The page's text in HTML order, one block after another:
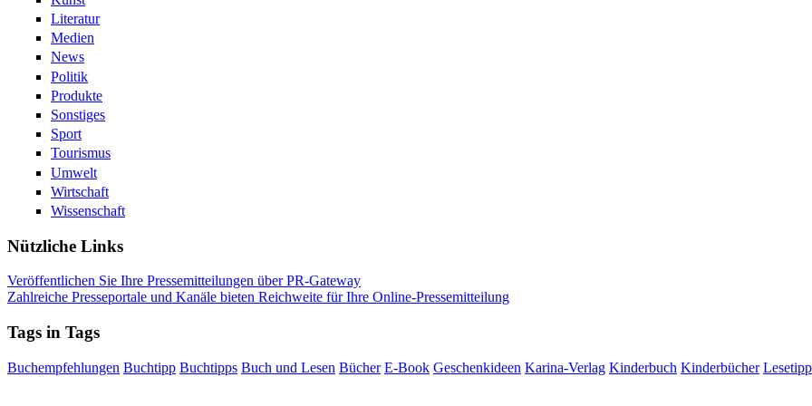
Literatur
Medien
News
Politik
Produkte
Sonstiges
Sport
Tourismus
Umwelt
Wirtschaft
Wissenschaft
Nützliche Links
Veröffentlichen Sie Ihre Pressemitteilungen über PR-Gateway
Zahlreiche Presseportale und Kanäle bieten Reichweite für Ihre Online-Pressemitteilung
Tags in Tags
Buchempfehlungen Buchtipp Buchtipps Buch und Lesen Bücher E-Book Geschenkideen Karina-Verlag Kinderbuch Kinderbücher